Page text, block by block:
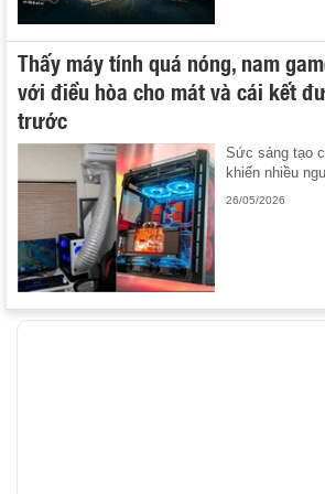
Thấy máy tính quá nóng, nam
với điều hòa cho mát và cái kết
trước
Sức sáng tạo
khiến nhiều
26/05/2026